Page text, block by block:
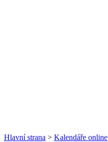
Hlavní strana > Kalendáře online